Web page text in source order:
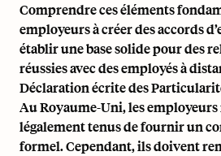
Comprendre ces éléments
employeurs à créer des accords
établir une base solide pour des
réussies avec des employés à
Déclaration écrite des
Au Royaume-Uni, les employeurs
légalement tenus de fournir un
formel. Cependant, ils doivent